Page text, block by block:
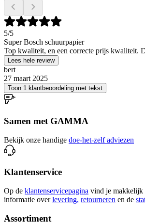
5/5
Super Bosch schuurpapier
Top kwaliteit, en een correcte prijs kwaliteit.
Lees hele review
bert
27 maart 2025
Toon 1 klantbeoordeling met tekst
Samen met GAMMA
Bekijk onze handige doe-het-zelf adviezen
Klantenservice
Op de klantenservicepagina vind je makkelijk
informatie over levering, retourneren en de
Assortiment